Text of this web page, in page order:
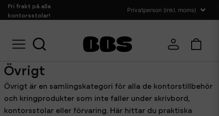
Fri frakt på alla
kontorsstolar!
Hem Kontorstillbehör Övrigt
Övrigt
Övrigt är en samlingskategori för alla de kontorstillbehör
och kringprodukter som inte faller under skrivbord,
kontorsstolar eller förvaring. Här hittar du praktiska